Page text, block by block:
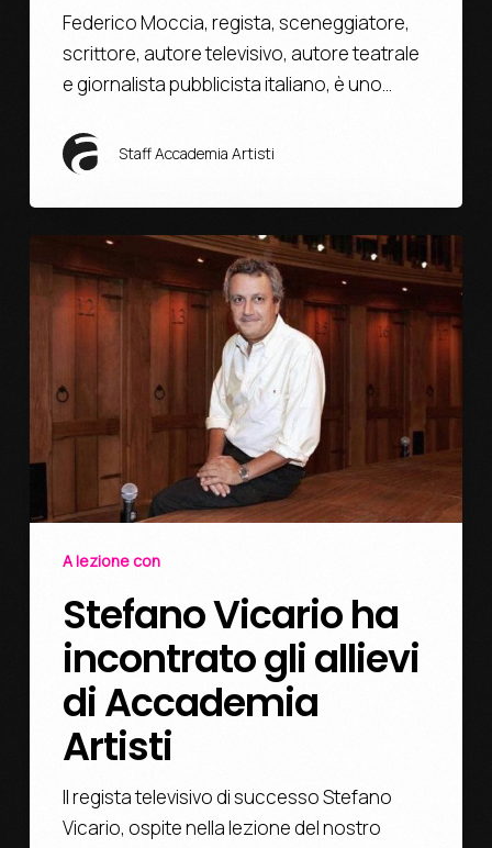
Federico Moccia, regista, sceneggiatore,
scrittore, autore televisivo, autore teatrale
e giornalista pubblicista italiano, è uno…
Staff Accademia Artisti
A lezione con
Stefano Vicario ha
incontrato gli allievi
di Accademia
Artisti
Il regista televisivo di successo Stefano
Vicario, ospite nella lezione del nostro